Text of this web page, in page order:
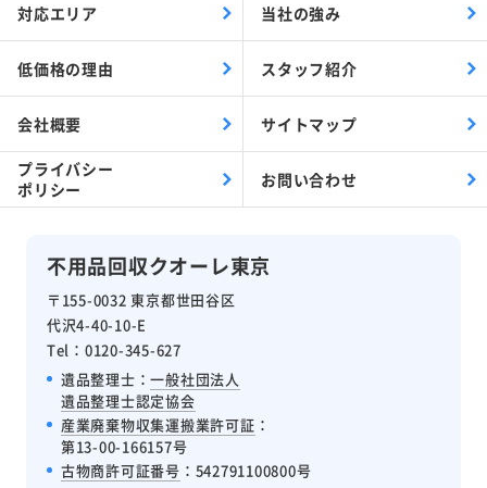
不用品回収クオーレ東京
〒155-0032 東京都世田谷区
代沢4-40-10-E
Tel：0120-345-627
遺品整理士：一般社団法人
遺品整理士認定協会
産業廃棄物収集運搬業許可証 ：
第13-00-166157号
古物商許可証番号 ：542791100800号
対応エリア 当社の強み
低価格の理由 スタッフ紹介
会社概要 サイトマップ
プライバシー
ポリシー
お問い合わせ